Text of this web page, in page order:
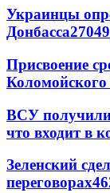
Украинцы
Донбасса27049
Присвоение
Коломойского
ВСУ получили
что входит в
Зеленский
переговорах